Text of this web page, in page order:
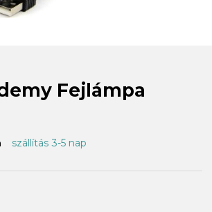
Fejlámpa
szállítás 3-5 nap